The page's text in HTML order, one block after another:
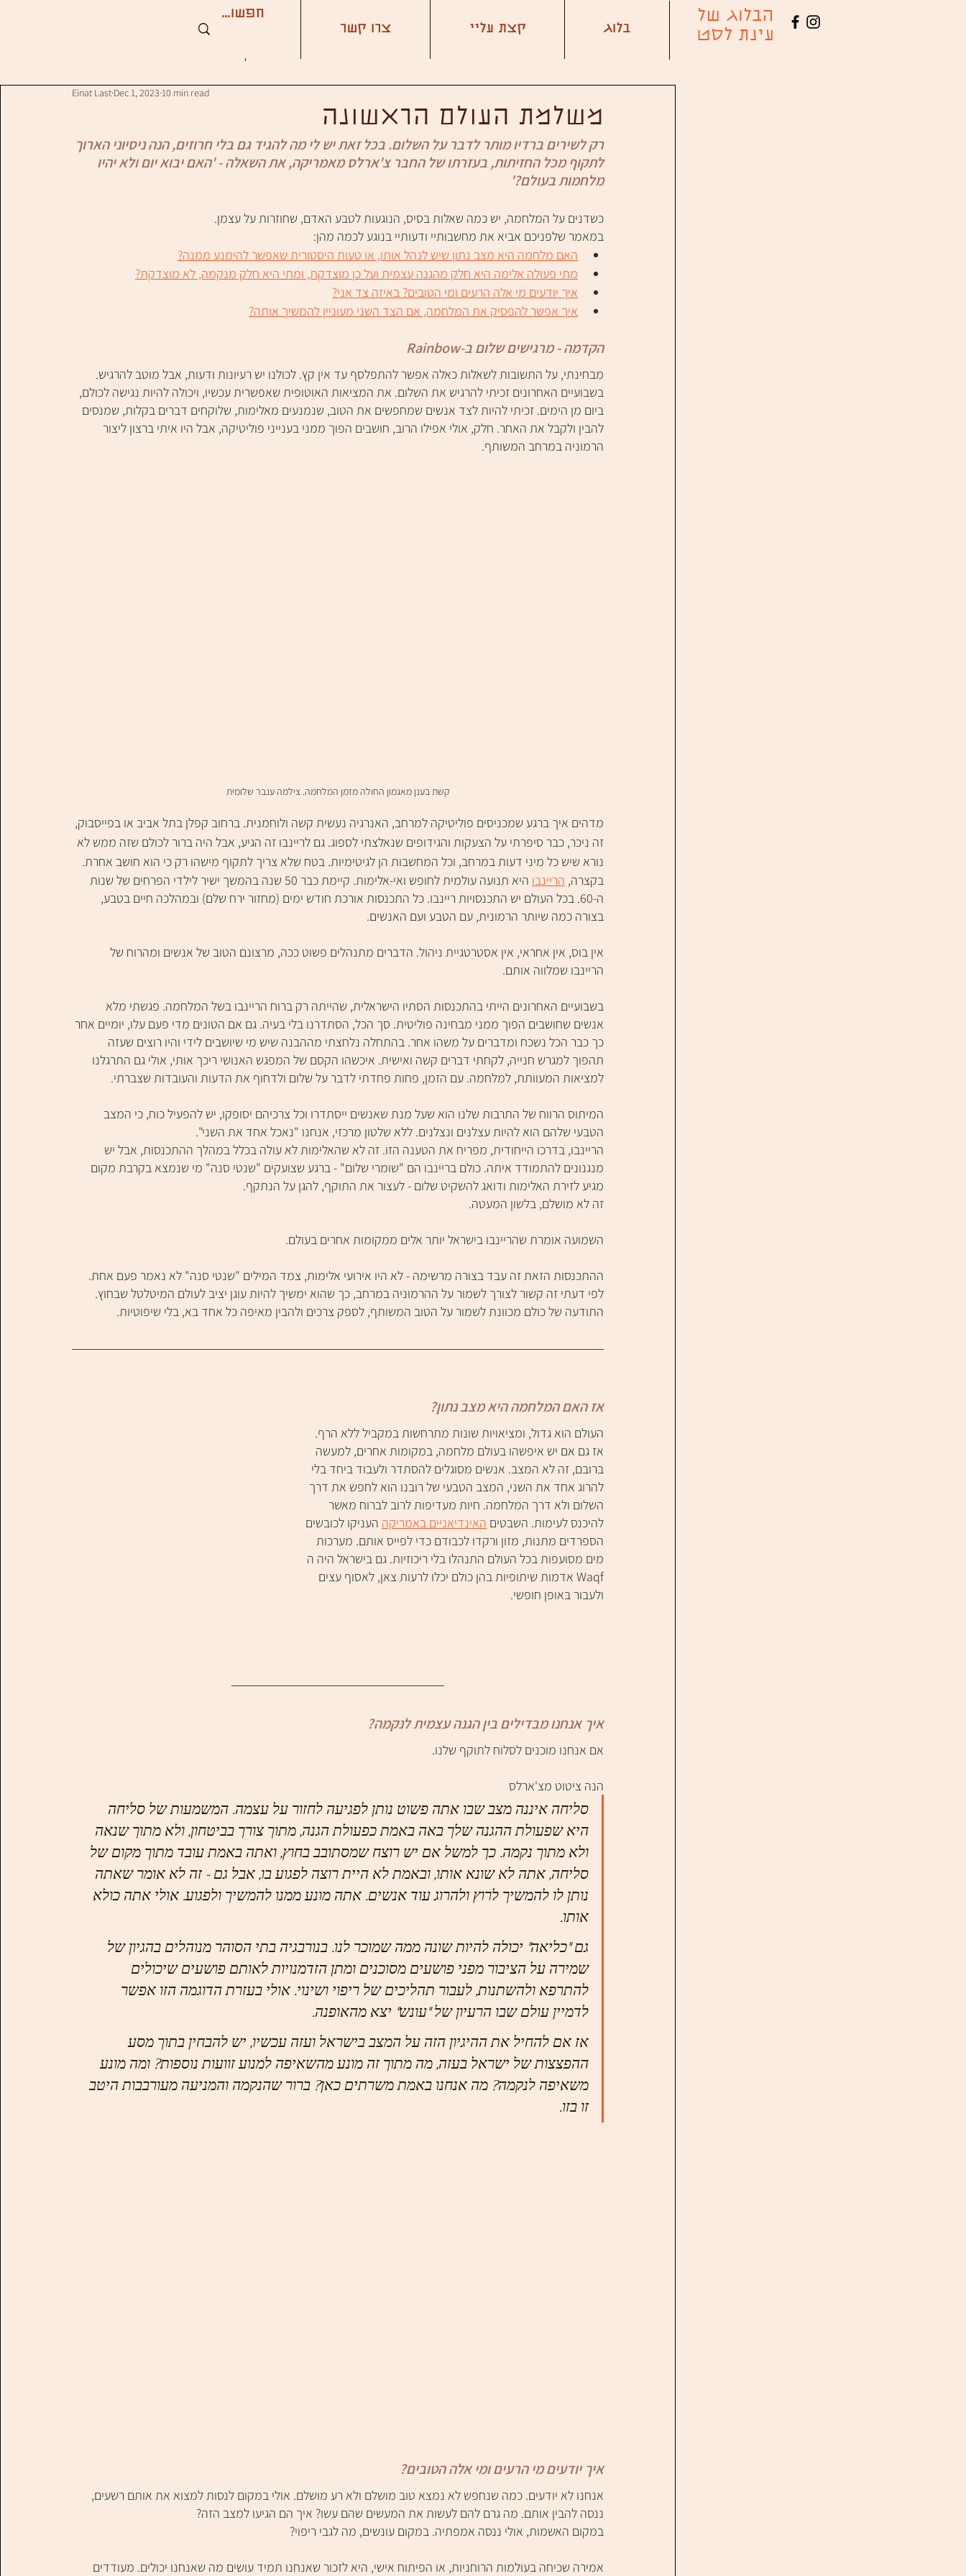
צרו קשר קצת עליי בלוג
הבלוג של
עינת לסט
משלמת העולם הראשונה
Einat Last Dec 1, 2023 10 min read
רק לשירים ברדיו מותר לדבר על השלום. בכל זאת יש לי מה להגיד גם בלי חרוזים, הנה ניסיוני הארוך
לתקוף מכל החזיתות, בעזרתו של החבר צ'ארלס מאמריקה, את השאלה - 'האם יבוא יום ולא יהיו
מלחמות בעולם?'
כשדנים על המלחמה, יש כמה שאלות בסיס, הנוגעות לטבע האדם, שחוזרות על עצמן.
במאמר שלפניכם אביא את מחשבותיי ודעותיי בנוגע לכמה מהן:
האם מלחמה היא מצב נתון שיש לנהל אותו, או טעות היסטורית שאפשר להימנע ממנה?
מתי פעולה אלימה היא חלק מהגנה עצמית ועל כן מוצדקת, ומתי היא חלק מנקמה, לא מוצדקת?
איך יודעים מי אלה הרעים ומי הטובים? באיזה צד אני?
איך אפשר להפסיק את המלחמה, אם הצד השני מעוניין להמשיך אותה?
הקדמה - מרגישים שלום ב-Rainbow
מבחינתי, על התשובות לשאלות כאלה אפשר להתפלסף עד אין קץ. לכולנו יש רעיונות ודעות, אבל מוטב להרגיש.
בשבועיים האחרונים זכיתי להרגיש את השלום. את המציאות האוטופית שאפשרית עכשיו, ויכולה להיות נגישה לכולם,
ביום מן הימים. זכיתי להיות לצד אנשים שמחפשים את הטוב, שנמנעים מאלימות, שלוקחים דברים בקלות, שמנסים
להבין ולקבל את האחר. חלק, אולי אפילו הרוב, חושבים הפוך ממני בענייני פוליטיקה, אבל היו איתי ברצון ליצור
הרמוניה במרחב המשותף.
קשת בענן מאגמון החולה מזמן המלחמה. צילמה ענבר שלומית
מדהים איך ברגע שמכניסים פוליטיקה למרחב, האנרגיה נעשית קשה ולוחמנית. ברחוב קפלן בתל אביב או בפייסבוק,
זה ניכר, כבר סיפרתי על הצעקות והגידופים שנאלצתי לספוג. גם לריינבו זה הגיע, אבל היה ברור לכולם שזה ממש לא
נורא שיש כל מיני דעות במרחב, וכל המחשבות הן לגיטימיות. בטח שלא צריך לתקוף מישהו רק כי הוא חושב אחרת.
בקצרה, הריינבו
היא תנועה עולמית לחופש ואי-אלימות. קיימת כבר 50 שנה בהמשך ישיר לילדי הפרחים של שנות
ה-60. בכל העולם יש התכנסויות ריינבו. כל התכנסות אורכת חודש ימים (מחזור ירח שלם) ובמהלכה חיים בטבע,
בצורה כמה שיותר הרמונית, עם הטבע ועם האנשים.
אין בוס, אין אחראי, אין אסטרטגיית ניהול. הדברים מתנהלים פשוט ככה, מרצונם הטוב של אנשים ומהרוח של
הריינבו שמלווה אותם.
בשבועיים האחרונים הייתי בהתכנסות הסתיו הישראלית, שהייתה רק ברוח הריינבו בשל המלחמה. פגשתי מלא
אנשים שחושבים הפוך ממני מבחינה פוליטית. סך הכל, הסתדרנו בלי בעיה. גם אם הטונים מדי פעם עלו, יומיים אחר
כך כבר הכל נשכח ומדברים על משהו אחר. בהתחלה נלחצתי מההבנה שיש מי שיושבים לידי והיו רוצים שעזה
תהפוך למגרש חנייה, לקחתי דברים קשה ואישית. איכשהו הקסם של המפגש האנושי ריכך אותי, אולי גם התרגלנו
למציאות המעוותת, למלחמה. עם הזמן, פחות פחדתי לדבר על שלום ולדחוף את הדעות והעובדות שצברתי.
המיתוס הרווח של התרבות שלנו הוא שעל מנת שאנשים ייסתדרו וכל צרכיהם יסופקו, יש להפעיל כוח, כי המצב
הטבעי שלהם הוא להיות עצלנים ונצלנים. ללא שלטון מרכזי, אנחנו "נאכל אחד את השני".
הריינבו, בדרכו הייחודית, מפריח את הטענה הזו. זה לא שהאלימות לא עולה בכלל במהלך ההתכנסות, אבל יש
מנגנונים להתמודד איתה. כולם בריינבו הם "שומרי שלום" - ברגע שצועקים "שנטי סנה" מי שנמצא בקרבת מקום
מגיע לזירת האלימות ודואג להשקיט שלום - לעצור את התוקף, להגן על הנתקף.
זה לא מושלם, בלשון המעטה.
השמועה אומרת שהריינבו בישראל יותר אלים ממקומות אחרים בעולם.
ההתכנסות הזאת זה עבד בצורה מרשימה - לא היו אירועי אלימות, צמד המילים "שנטי סנה" לא נאמר פעם אחת.
לפי דעתי זה קשור לצורך לשמור על ההרמוניה במרחב, כך שהוא ימשיך להיות עוגן יציב לעולם המיטלטל שבחוץ.
התודעה של כולם מכוונת לשמור על הטוב המשותף, לספק צרכים ולהבין מאיפה כל אחד בא, בלי שיפוטיות.
אז האם המלחמה היא מצב נתון?
העולם הוא גדול, ומציאויות שונות מתרחשות במקביל ללא הרף.
אז גם אם יש איפשהו בעולם מלחמה, במקומות אחרים, למעשה
ברובם, זה לא המצב. אנשים מסוגלים להסתדר ולעבוד ביחד בלי
להרוג אחד את השני, המצב הטבעי של רובנו הוא לחפש את דרך
השלום ולא דרך המלחמה. חיות מעדיפות לרוב לברוח מאשר
להיכנס לעימות. השבטים האינדיאניים באמריקה העניקו לכובשים
הספרדים מתנות, מזון ורקדו לכבודם כדי לפייס אותם. מערכות
מים מסועפות בכל העולם התנהלו בלי ריכוזיות. גם בישראל היה ה
Waqf אדמות שיתופיות בהן כולם יכלו לרעות צאן, לאסוף עצים
ולעבור באופן חופשי.
איך אנחנו מבדילים בין הגנה עצמית לנקמה?
אם אנחנו מוכנים לסלוח לתוקף שלנו.
הנה ציטוט מצ'ארלס
סליחה איננה מצב שבו אתה פשוט נותן לפגיעה לחזור על עצמה. המשמעות של סליחה
היא שפעולת ההגנה שלך באה באמת כפעולת הגנה, מתוך צורך בביטחון, ולא מתוך שנאה
ולא מתוך נקמה. כך למשל אם יש רוצח שמסתובב בחוץ, ואתה באמת עובד מתוך מקום של
סליחה, אתה לא שונא אותו, ובאמת לא היית רוצה לפגוע בו, אבל גם - זה לא אומר שאתה
נותן לו להמשיך לרוץ ולהרוג עוד אנשים. אתה מונע ממנו להמשיך ולפגוע. אולי אתה כולא
אותו.
גם "כליאה" יכולה להיות שונה ממה שמוכר לנו. בנורבגיה בתי הסוהר מנוהלים בהגיון של
שמירה על הציבור מפני פושעים מסוכנים ומתן הזדמנויות לאותם פושעים שיכולים
להתרפא ולהשתנות, לעבור תהליכים של ריפוי ושינוי. אולי בעזרת הדוגמה הזו אפשר
לדמיין עולם שבו הרעיון של "עונש" יצא מהאופנה.
אז אם להחיל את ההיגיון הזה על המצב בישראל ועזה עכשיו, יש להבחין בתוך מסע
ההפצצות של ישראל בעזה, מה מתוך זה מונע מהשאיפה למנוע זוועות נוספות? ומה מונע
משאיפה לנקמה? מה אנחנו באמת משרתים כאן? ברור שהנקמה והמניעה מעורבבות היטב
זו בזו.
איך יודעים מי הרעים ומי אלה הטובים?
אנחנו לא יודעים. כמה שנחפש לא נמצא טוב מושלם ולא רע מושלם. אולי במקום לנסות למצוא את אותם רשעים,
ננסה להבין אותם. מה גרם להם לעשות את המעשים שהם עשו? איך הם הגיעו למצב הזה?
במקום האשמות, אולי ננסה אמפתיה. במקום עונשים, מה לגבי ריפוי?
אמירה שכיחה בעולמות הרוחניות, או הפיתוח אישי, היא לזכור שאנחנו תמיד עושים מה שאנחנו יכולים. מעודדים